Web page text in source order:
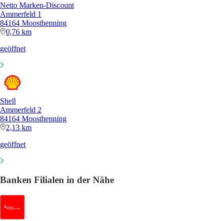
Netto Marken-Discount
Ammerfeld 1
84164 Moosthenning
0,76 km
geöffnet
Shell
Ammerfeld 2
84164 Moosthenning
2,13 km
geöffnet
Banken Filialen in der Nähe